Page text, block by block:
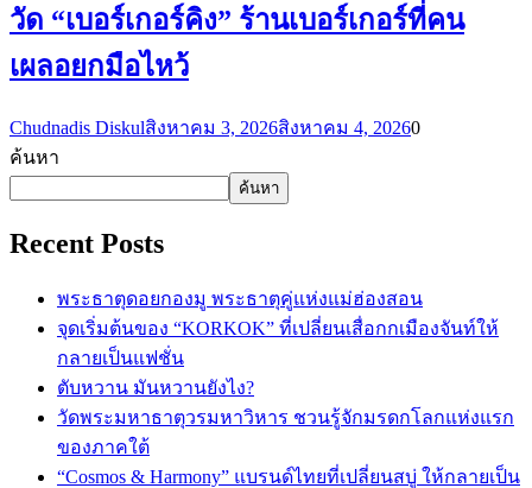
วัด “เบอร์เกอร์คิง” ร้านเบอร์เกอร์ที่คน
เผลอยกมือไหว้
Chudnadis Diskulสิงหาคม 3, 2026สิงหาคม 4, 20260
ค้นหา
ค้นหา
Recent Posts
พระธาตุดอยกองมู พระธาตุคู่แห่งแม่ฮ่องสอน
จุดเริ่มต้นของ “KORKOK” ที่เปลี่ยนเสื่อกกเมืองจันท์ให้
กลายเป็นแฟชั่น
ตับหวาน มันหวานยังไง?
วัดพระมหาธาตุวรมหาวิหาร ชวนรู้จักมรดกโลกแห่งแรก
ของภาคใต้
“Cosmos & Harmony” แบรนด์ไทยที่เปลี่ยนสบู่ ให้กลายเป็น